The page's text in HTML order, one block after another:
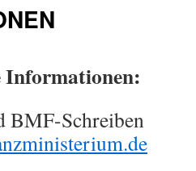
Informationen:
BMF-Schreiben